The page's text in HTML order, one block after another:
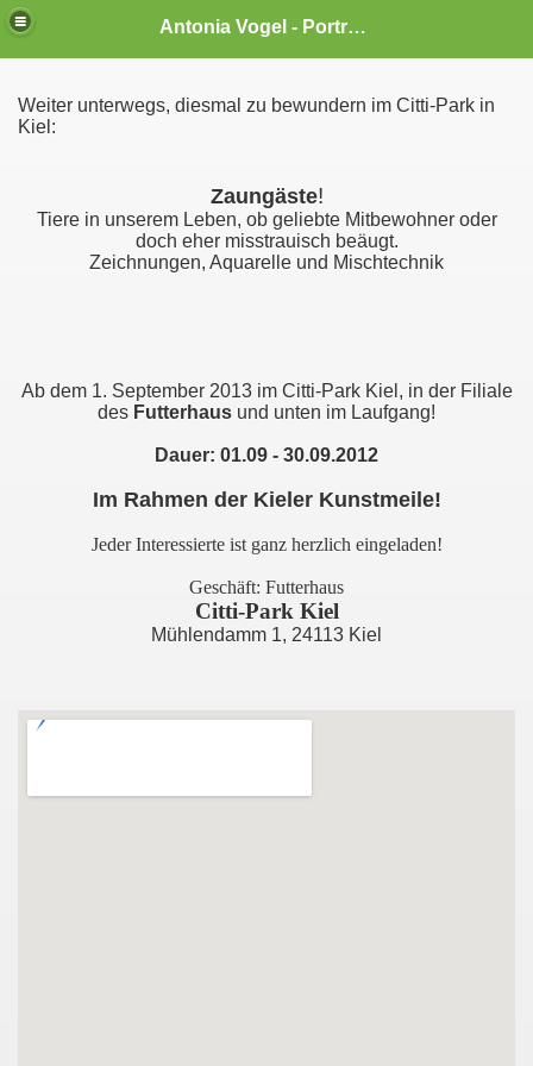
Antonia Vogel - Portraitmalerei und Illustrationen
Weiter unterwegs, diesmal zu bewundern im Citti-Park in
Kiel:
Zaungäste!
Tiere in unserem Leben, ob geliebte Mitbewohner oder
doch eher misstrauisch beäugt.
Zeichnungen, Aquarelle und Mischtechnik
Ab dem 1. September 2013 im Citti-Park Kiel, in der Filiale
des Futterhaus und unten im Laufgang!
Dauer: 01.09 - 30.09.2012
Im Rahmen der Kieler Kunstmeile!
Jeder Interessierte ist ganz herzlich eingeladen!
Geschäft: Futterhaus
Citti-Park Kiel
Mühlendamm 1, 24113 Kiel